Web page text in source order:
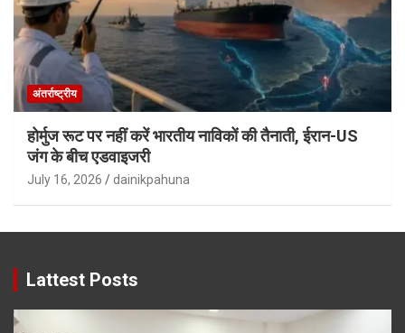
अंतर्राष्ट्रीय
होर्मुज रूट पर नहीं करें भारतीय नाविकों की तैनाती, ईरान-US
जंग के बीच एडवाइजरी
July 16, 2026 dainikpahuna
Lattest Posts